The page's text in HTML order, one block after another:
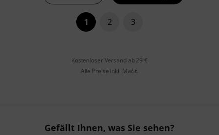
1 2 3
Kostenloser Versand ab 29 €
Alle Preise inkl. MwSt.
Gefällt Ihnen, was Sie sehen?